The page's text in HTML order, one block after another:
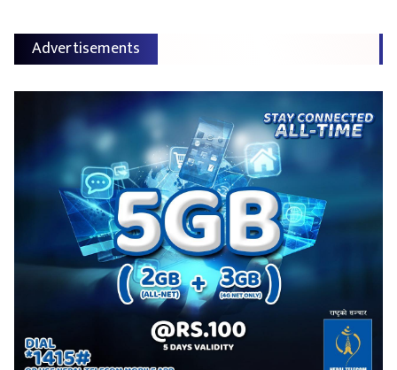
Advertisements